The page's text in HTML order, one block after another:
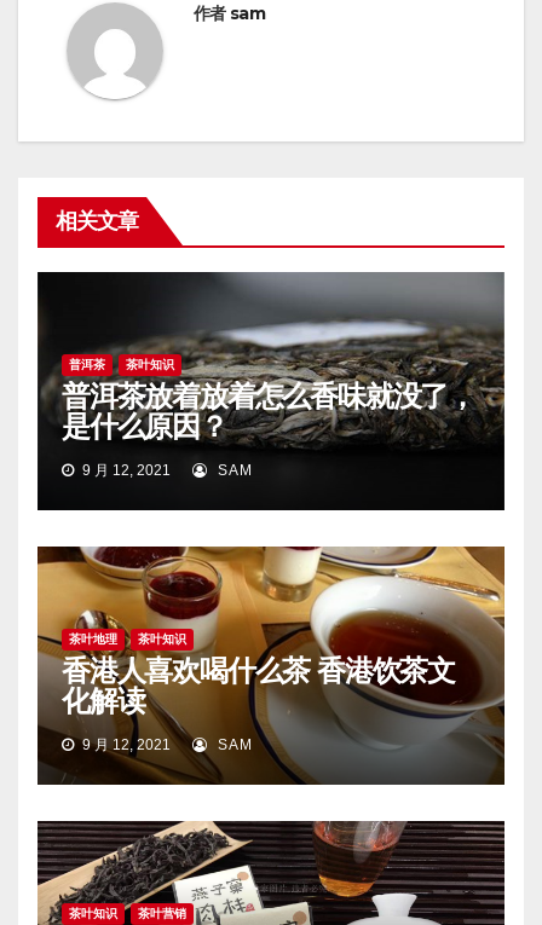
作者 sam
相关文章
普洱茶 茶叶知识
普洱茶放着放着怎么香味就没了，
是什么原因？
9 月 12, 2021 SAM
茶叶地理 茶叶知识
香港人喜欢喝什么茶 香港饮茶文
化解读
9 月 12, 2021 SAM
茶叶知识 茶叶营销